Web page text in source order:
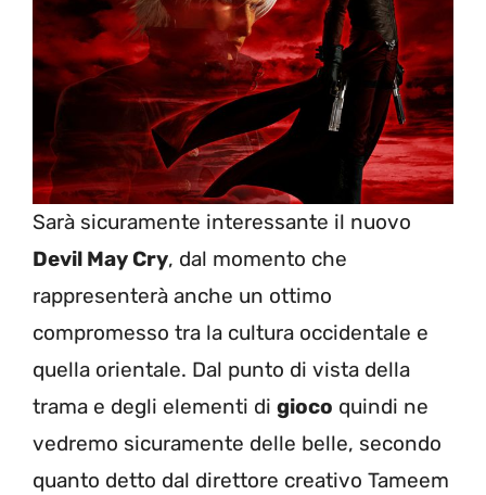
Sarà sicuramente interessante il nuovo
Devil May Cry, dal momento che
rappresenterà anche un ottimo
compromesso tra la cultura occidentale e
quella orientale. Dal punto di vista della
trama e degli elementi di gioco quindi ne
vedremo sicuramente delle belle, secondo
quanto detto dal direttore creativo Tameem